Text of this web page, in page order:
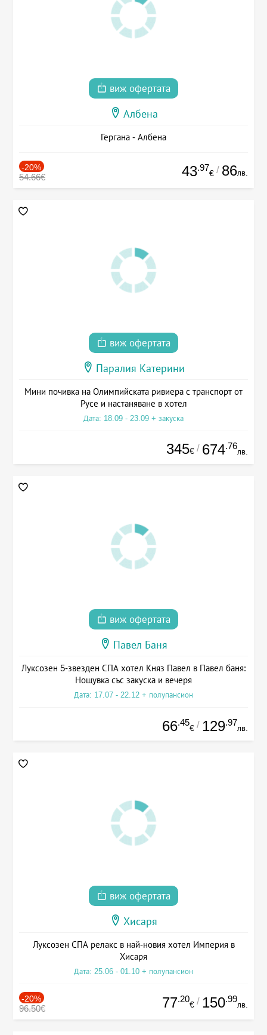
виж офертата
Албена
Гергана - Албена
-20%
54.66€ 43.97
€ / 86лв.
виж офертата
Паралия Катерини
Мини почивка на Олимпийската ривиера с транспорт от
Русе и настаняване в хотел
Дата: 18.09 - 23.09 + закуска
345€ / 674.76
лв.
виж офертата
Павел Баня
Луксозен 5-звезден СПА хотел Княз Павел в Павел баня:
Нощувка със закуска и вечеря
Дата: 17.07 - 22.12 + полупансион
66.45
€ / 129.97
лв.
виж офертата
Хисаря
Луксозен СПА релакс в най-новия хотел Империя в
Хисаря
Дата: 25.06 - 01.10 + полупансион
-20%
96.50€ 77.20
€ / 150.99
лв.